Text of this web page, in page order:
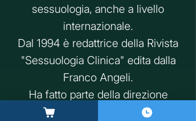
sessuologia, anche a livello
internazionale.
Dal 1994 è redattrice della Rivista
"Sessuologia Clinica" edita dalla
Franco Angeli.
Ha fatto parte della direzione
scientifica di Congressi nazionali e